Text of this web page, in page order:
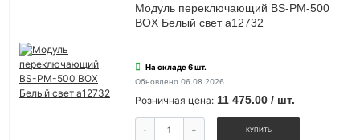
Модуль переключающий BS-PM-500
BOX Белый свет a12732
На складе 6 шт.
Обновлено 06.08.2026
Розничная цена: 11 475.00 / шт.
- + КУПИТЬ